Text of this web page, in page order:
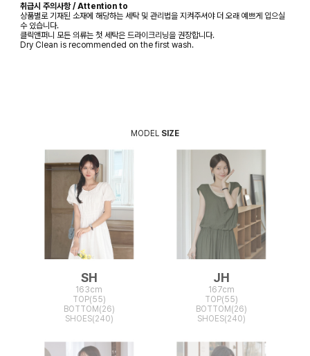
취급시 주의사항 / Attention to
상품별로 기재된 소재에 해당하는 세탁 및 관리법을 지켜주셔야 더 오래 예쁘게 입으실
수 있습니다.
클릭앤퍼니 모든 의류는 첫 세탁은 드라이크리닝을 권장합니다.
Dry Clean is recommended on the first wash.
MODEL SIZE
SH
163cm
TOP(55)
BOTTOM(26)
SHOES(240)
JH
167cm
TOP(55)
BOTTOM(26)
SHOES(240)